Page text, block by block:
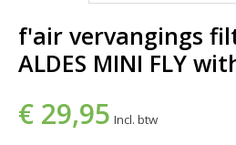
f'air vervangings
ALDES MINI FLY
€ 29,95 Incl. btw